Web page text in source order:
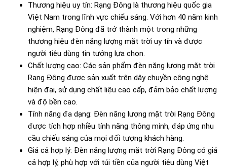
Thương hiệu uy tín: Rạng Đông là thương hiệu quốc gia
Việt Nam trong lĩnh vực chiếu sáng. Với hơn 40 năm kinh
nghiệm, Rạng Đông đã trở thành một trong những
thương hiệu đèn năng lượng mặt trời uy tín và được
người tiêu dùng tin tưởng lựa chọn.
Chất lượng cao: Các sản phẩm đèn năng lượng mặt trời
Rạng Đông được sản xuất trên dây chuyền công nghệ
hiện đại, sử dụng chất liệu cao cấp, đảm bảo chất lượng
và độ bền cao.
Tính năng đa dạng: Đèn năng lượng mặt trời Rạng Đông
được tích hợp nhiều tính năng thông minh, đáp ứng nhu
cầu chiếu sáng của mọi đối tượng khách hàng.
Giá cả hợp lý: Đèn năng lượng mặt trời Rạng Đông có giá
cả hợp lý, phù hợp với túi tiền của người tiêu dùng Việt